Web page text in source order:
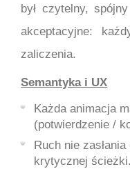
był czytelny,
akceptacyjne:
zaliczenia.
Semantyka i UX
Każda animacja
(potwierdzenie /
Ruch nie
krytycznej ścieżki.